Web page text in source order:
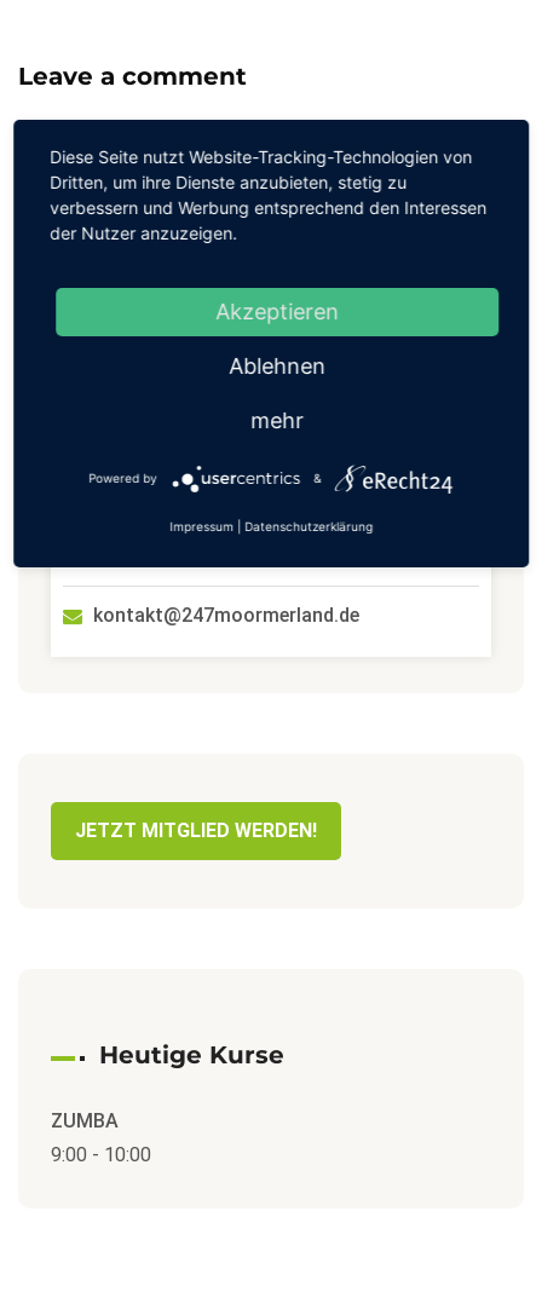
Leave a comment
abzugeben.
Wie können wir helfen
Wenn Du Hilfe benötigst, kontaktiere uns gerne.
Wir freuen uns auf dich!
kontakt@247moormerland.de
JETZT MITGLIED WERDEN!
Heutige Kurse
ZUMBA
9:00 - 10:00
Diese Seite nutzt Website-Tracking-Technologien von
Dritten, um ihre Dienste anzubieten, stetig zu
verbessern und Werbung entsprechend den Interessen
der Nutzer anzuzeigen.
Akzeptieren
Ablehnen
mehr
Powered by &
Impressum Datenschutzerklärung